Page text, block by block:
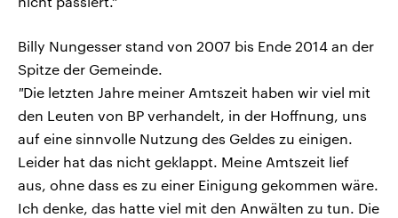
Billy Nungesser stand von 2007 bis Ende 2014 an der
Spitze der Gemeinde.
"Die letzten Jahre meiner Amtszeit haben wir viel mit
den Leuten von BP verhandelt, in der Hoffnung, uns
auf eine sinnvolle Nutzung des Geldes zu einigen.
Leider hat das nicht geklappt. Meine Amtszeit lief
aus, ohne dass es zu einer Einigung gekommen wäre.
Ich denke, das hatte viel mit den Anwälten zu tun. Die